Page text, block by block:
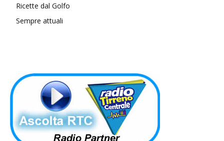
Ricette dal Golfo
Sempre attuali